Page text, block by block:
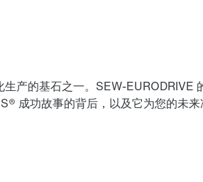
产的基石之一。SEW-
成功故事的背后，以及它为您的未来